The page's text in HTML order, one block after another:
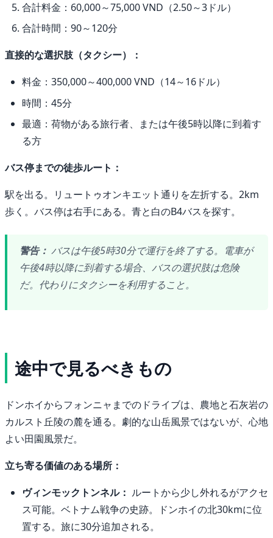
合計料金：60,000～75,000 VND（2.50～3ドル）
合計時間：90～120分
直接的な選択肢（タクシー）：
料金：350,000～400,000 VND（14～16ドル）
時間：45分
最適：荷物がある旅行者、または午後5時以降に到着す
る方
バス停までの徒歩ルート：
駅を出る。リュートゥオンキエット通りを左折する。2km
歩く。バス停は右手にある。青と白のB4バスを探す。
警告： バスは午後5時30分で運行を終了する。電車が
午後4時以降に到着する場合、バスの選択肢は危険
だ。代わりにタクシーを利用すること。
途中で見るべきもの
ドンホイからフォンニャまでのドライブは、農地と石灰岩の
カルスト丘陵の麓を通る。劇的な山岳風景ではないが、心地
よい田園風景だ。
立ち寄る価値のある場所：
ヴィンモックトンネル： ルートから少し外れるがアクセ
ス可能。ベトナム戦争の史跡。ドンホイの北30kmに位
置する。旅に30分追加される。